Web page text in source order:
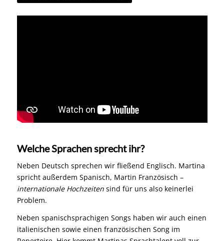
Welche Sprachen sprecht ihr?
Neben Deutsch sprechen wir fließend Englisch. Martina
spricht außerdem Spanisch, Martin Französisch –
internationale Hochzeitensind für uns also keinerlei
Problem.
Neben spanischsprachigen Songs haben wir auch einen
italienischen sowie einen französischen Song im